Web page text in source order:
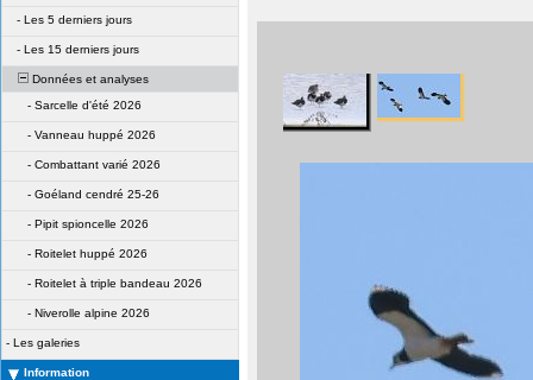
- Les 5 derniers jours
- Les 15 derniers jours
Données et analyses
- Sarcelle d'été 2026
- Vanneau huppé 2026
- Combattant varié 2026
- Goéland cendré 25-26
- Pipit spioncelle 2026
- Roitelet huppé 2026
- Roitelet à triple bandeau 2026
- Niverolle alpine 2026
- Les galeries
Information